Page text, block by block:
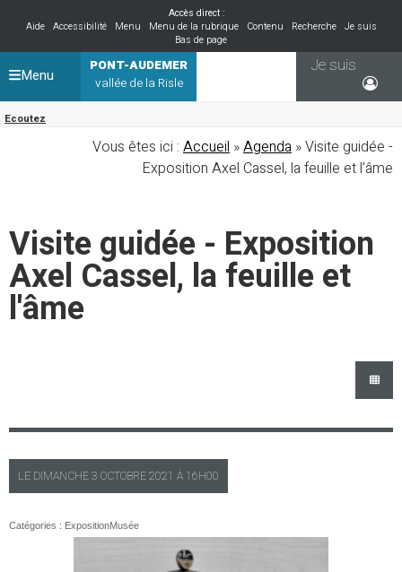
Accès direct :
Aide
Accessibilité Menu Menu de la rubrique Contenu Recherche
Je suis
Bas de page
PONT-AUDEMER
vallée de la Risle
Ecoutez
Je suis
Menu
Vous êtes ici : Accueil »Agenda » Visite guidée -
Exposition Axel Cassel, la feuille et l'âme
Visite guidée - Exposition
Axel Cassel, la feuille et
l'âme
LE DIMANCHE3 OCTOBRE 2021 À 16H00
Catégories : ExpositionMusée